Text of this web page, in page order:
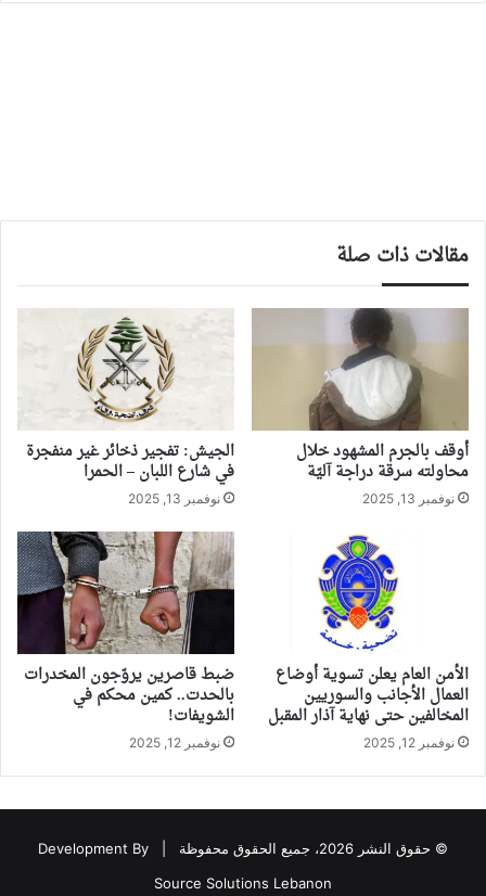
مقالات ذات صلة
أوقف بالجرم المشهود خلال
محاولته سرقة دراجة آليّة
نوفمبر 13, 2025
الجيش: تفجير ذخائر غير منفجرة
في شارع اللبان – الحمرا
نوفمبر 13, 2025
الأمن العام يعلن تسوية أوضاع
العمال الأجانب والسوريين
المخالفين حتى نهاية آذار المقبل
نوفمبر 12, 2025
ضبط قاصرين يروّجون المخدرات
بالحدت.. كمين محكم في
الشويفات!
نوفمبر 12, 2025
© حقوق النشر 2026، جميع الحقوق محفوظة |
Development By
Source Solutions Lebanon